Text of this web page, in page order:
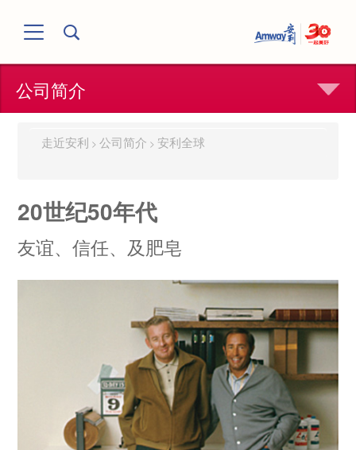
公司简介
走近安利 >公司简介 > 安利全球
20世纪50年代
友谊、信任、及肥皂